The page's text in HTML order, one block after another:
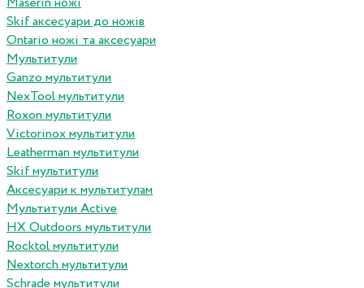
Skif аксесуари до ножів
Ontario ножі та аксесуари
Мультитули
Ganzo мультитули
NexTool мультитули
Roxon мультитули
Victorinox мультитули
Leatherman мультитули
Skif мультитули
Аксесуари к мультитулам
Мультитули Active
HX Outdoors мультитули
Rocktol мультитули
Nextorch мультитули
Schrade мультитули